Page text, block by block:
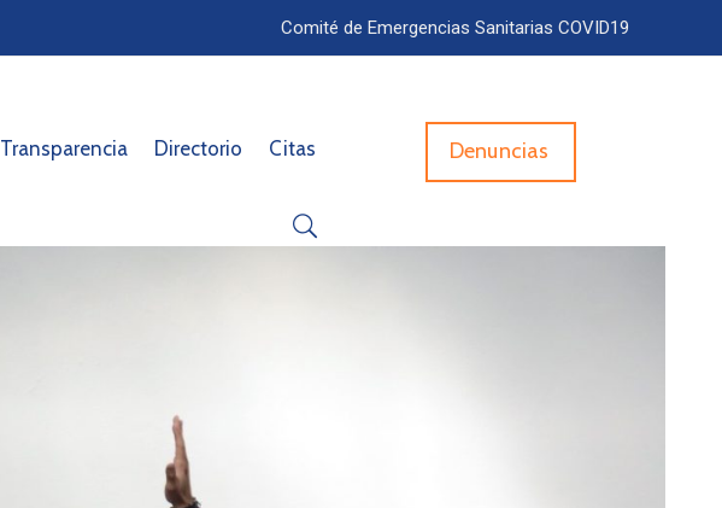
Comité de Emergencias Sanitarias COVID19
Transparencia Directorio Citas Denuncias